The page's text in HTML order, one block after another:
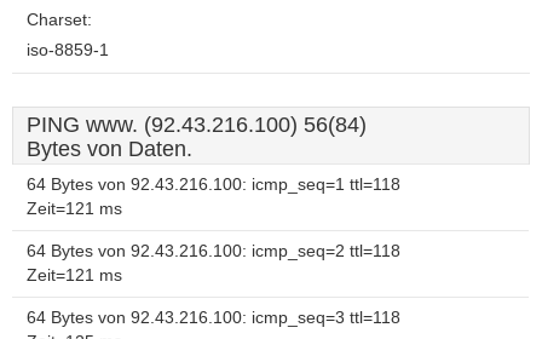
Charset:
iso-8859-1
PING www. (92.43.216.100) 56(84)
Bytes von Daten.
64 Bytes von 92.43.216.100: icmp_seq=1 ttl=118
Zeit=121 ms
64 Bytes von 92.43.216.100: icmp_seq=2 ttl=118
Zeit=121 ms
64 Bytes von 92.43.216.100: icmp_seq=3 ttl=118